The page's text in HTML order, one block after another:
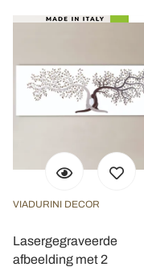
VIADURINI DECOR
Lasergegraveerde
afbeelding met 2